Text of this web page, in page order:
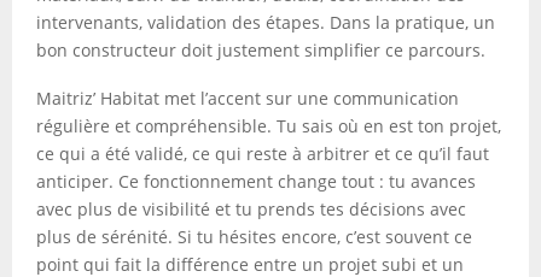
intervenants, validation des étapes. Dans la pratique, un
bon constructeur doit justement simplifier ce parcours.
Maitriz’ Habitat met l’accent sur une communication
régulière et compréhensible. Tu sais où en est ton projet,
ce qui a été validé, ce qui reste à arbitrer et ce qu’il faut
anticiper. Ce fonctionnement change tout : tu avances
avec plus de visibilité et tu prends tes décisions avec
plus de sérénité. Si tu hésites encore, c’est souvent ce
point qui fait la différence entre un projet subi et un